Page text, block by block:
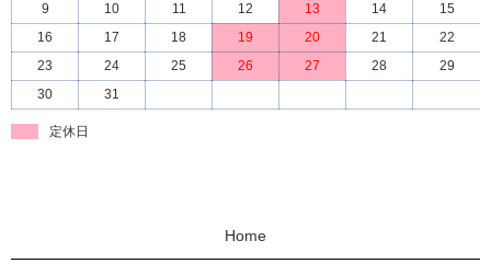
9
10 11 12 13 14
15
16
17 18 19 20 21
22
23
24 25 26 27 28
29
30
31
定休日
Home